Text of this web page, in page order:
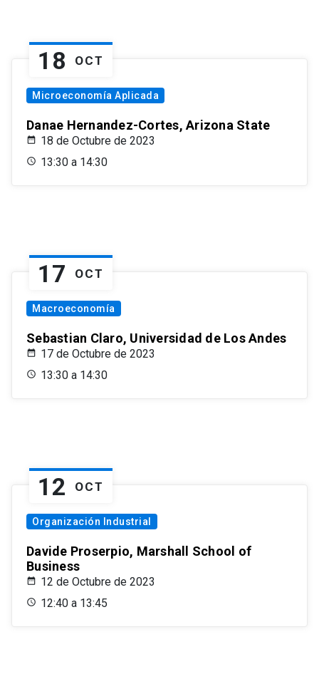
18 OCT
Microeconomía Aplicada
Danae Hernandez-Cortes, Arizona State
18 de Octubre de 2023
13:30 a 14:30
17 OCT
Macroeconomía
Sebastian Claro, Universidad de Los Andes
17 de Octubre de 2023
13:30 a 14:30
12 OCT
Organización Industrial
Davide Proserpio, Marshall School of
Business
12 de Octubre de 2023
12:40 a 13:45